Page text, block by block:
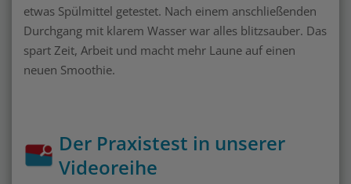
etwas Spülmittel getestet. Nach einem anschließenden
Durchgang mit klarem Wasser war alles blitzsauber. Das
spart Zeit, Arbeit und macht mehr Laune auf einen
neuen Smoothie.
Der Praxistest in unserer
Videoreihe